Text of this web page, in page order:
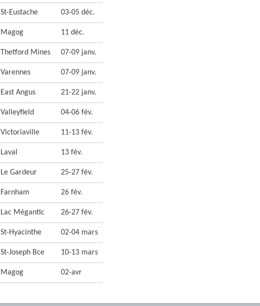
St-Eustache 03-05 déc.
Magog 11 déc.
Thetford Mines 07-09 janv.
Varennes 07-09 janv.
East Angus 21-22 janv.
Valleyfield 04-06 fév.
Victoriaville 11-13 fév.
Laval 13 fév.
Le Gardeur 25-27 fév.
Farnham 26 fév.
Lac Mégantic 26-27 fév.
St-Hyacinthe 02-04 mars
St-Joseph Bce 10-13 mars
Magog 02-avr